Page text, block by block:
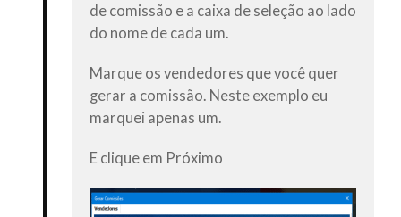
de comissão e a caixa de seleção ao lado
do nome de cada um.
Marque os vendedores que você quer
gerar a comissão. Neste exemplo eu
marquei apenas um.
E clique em Próximo